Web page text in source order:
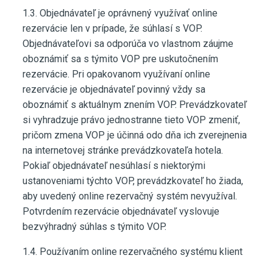
1.3. Objednávateľ je oprávnený využívať online
rezervácie len v prípade, že súhlasí s VOP.
Objednávateľovi sa odporúča vo vlastnom záujme
oboznámiť sa s týmito VOP pre uskutočnením
rezervácie. Pri opakovanom využívaní online
rezervácie je objednávateľ povinný vždy sa
oboznámiť s aktuálnym znením VOP. Prevádzkovateľ
si vyhradzuje právo jednostranne tieto VOP zmeniť,
pričom zmena VOP je účinná odo dňa ich zverejnenia
na internetovej stránke prevádzkovateľa hotela.
Pokiaľ objednávateľ nesúhlasí s niektorými
ustanoveniami týchto VOP, prevádzkovateľ ho žiada,
aby uvedený online rezervačný systém nevyužíval.
Potvrdením rezervácie objednávateľ vyslovuje
bezvýhradný súhlas s týmito VOP.
1.4. Používaním online rezervačného systému klient